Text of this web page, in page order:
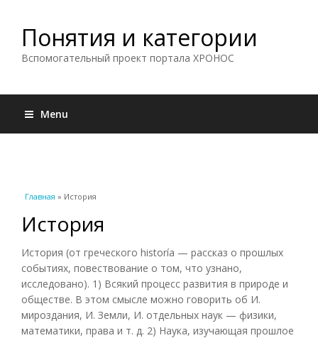
Понятия и категории
Вспомогательный проект портала ХРОНОС
Menu
Вы здесь
Главная » История
История
История (от греческого historía — рассказ о прошлых
событиях, повествование о том, что узнано,
исследовано). 1) Всякий процесс развития в природе и
обществе. В этом смысле можно говорить об И.
мироздания, И. Земли, И. отдельных наук — физики,
математики, права и т. д. 2) Наука, изучающая прошлое